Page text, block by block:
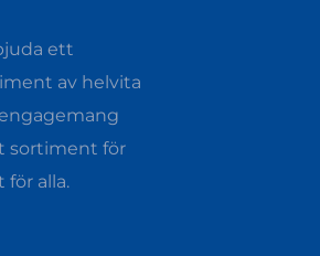
ett
av helvita
sortiment för
alla.